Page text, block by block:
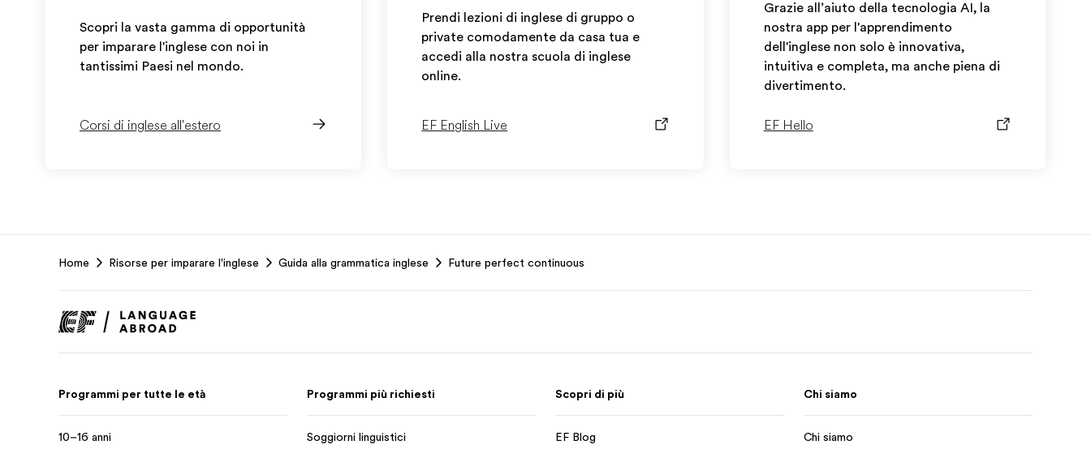
Scopri la vasta gamma di opportunità
per imparare l'inglese con noi in
tantissimi Paesi nel mondo.
Corsi di inglese all'estero
Prendi lezioni di inglese di gruppo o
private comodamente da casa tua e
accedi alla nostra scuola di inglese
online.
EF English Live
Grazie all’aiuto della tecnologia AI, la
nostra app per l'apprendimento
dell'inglese non solo è innovativa,
intuitiva e completa, ma anche piena di
divertimento.
EF Hello
Home Risorse per imparare l'inglese Guida alla grammatica inglese Future perfect continuous
Programmi per tutte le età
10–16 anni
Programmi più richiesti
Soggiorni linguistici
Scopri di più
EF Blog
Chi siamo
Chi siamo